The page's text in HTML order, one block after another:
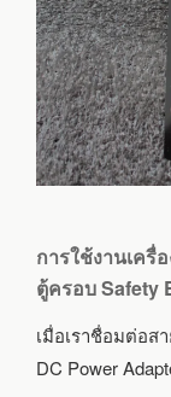
การใช้งานเครื่
ตู้ครอบ Safety
เมื่อเราชื่อมต่อส
DC Power